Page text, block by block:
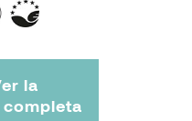
la
completa